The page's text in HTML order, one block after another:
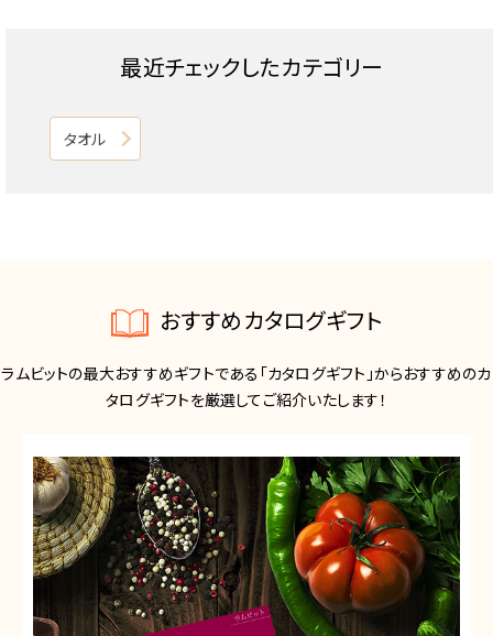
最近チェックしたカテゴリー
タオル
おすすめカタログギフト
ラムビットの最大おすすめギフトである「カタログギフト」からおすすめのカ
タログギフトを厳選してご紹介いたします！